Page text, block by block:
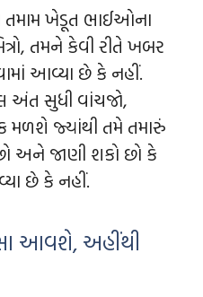
તમામ ખેડૂત ભાઈઓના
તમને કેવી રીતે ખબર
આવ્યા છે કે નહીં.
સુધી વાંચજો,
મળશે જ્યાંથી તમે તમારું
અને જાણી શકો છો કે
છે કે નહીં.
આવશે, અહીંથી